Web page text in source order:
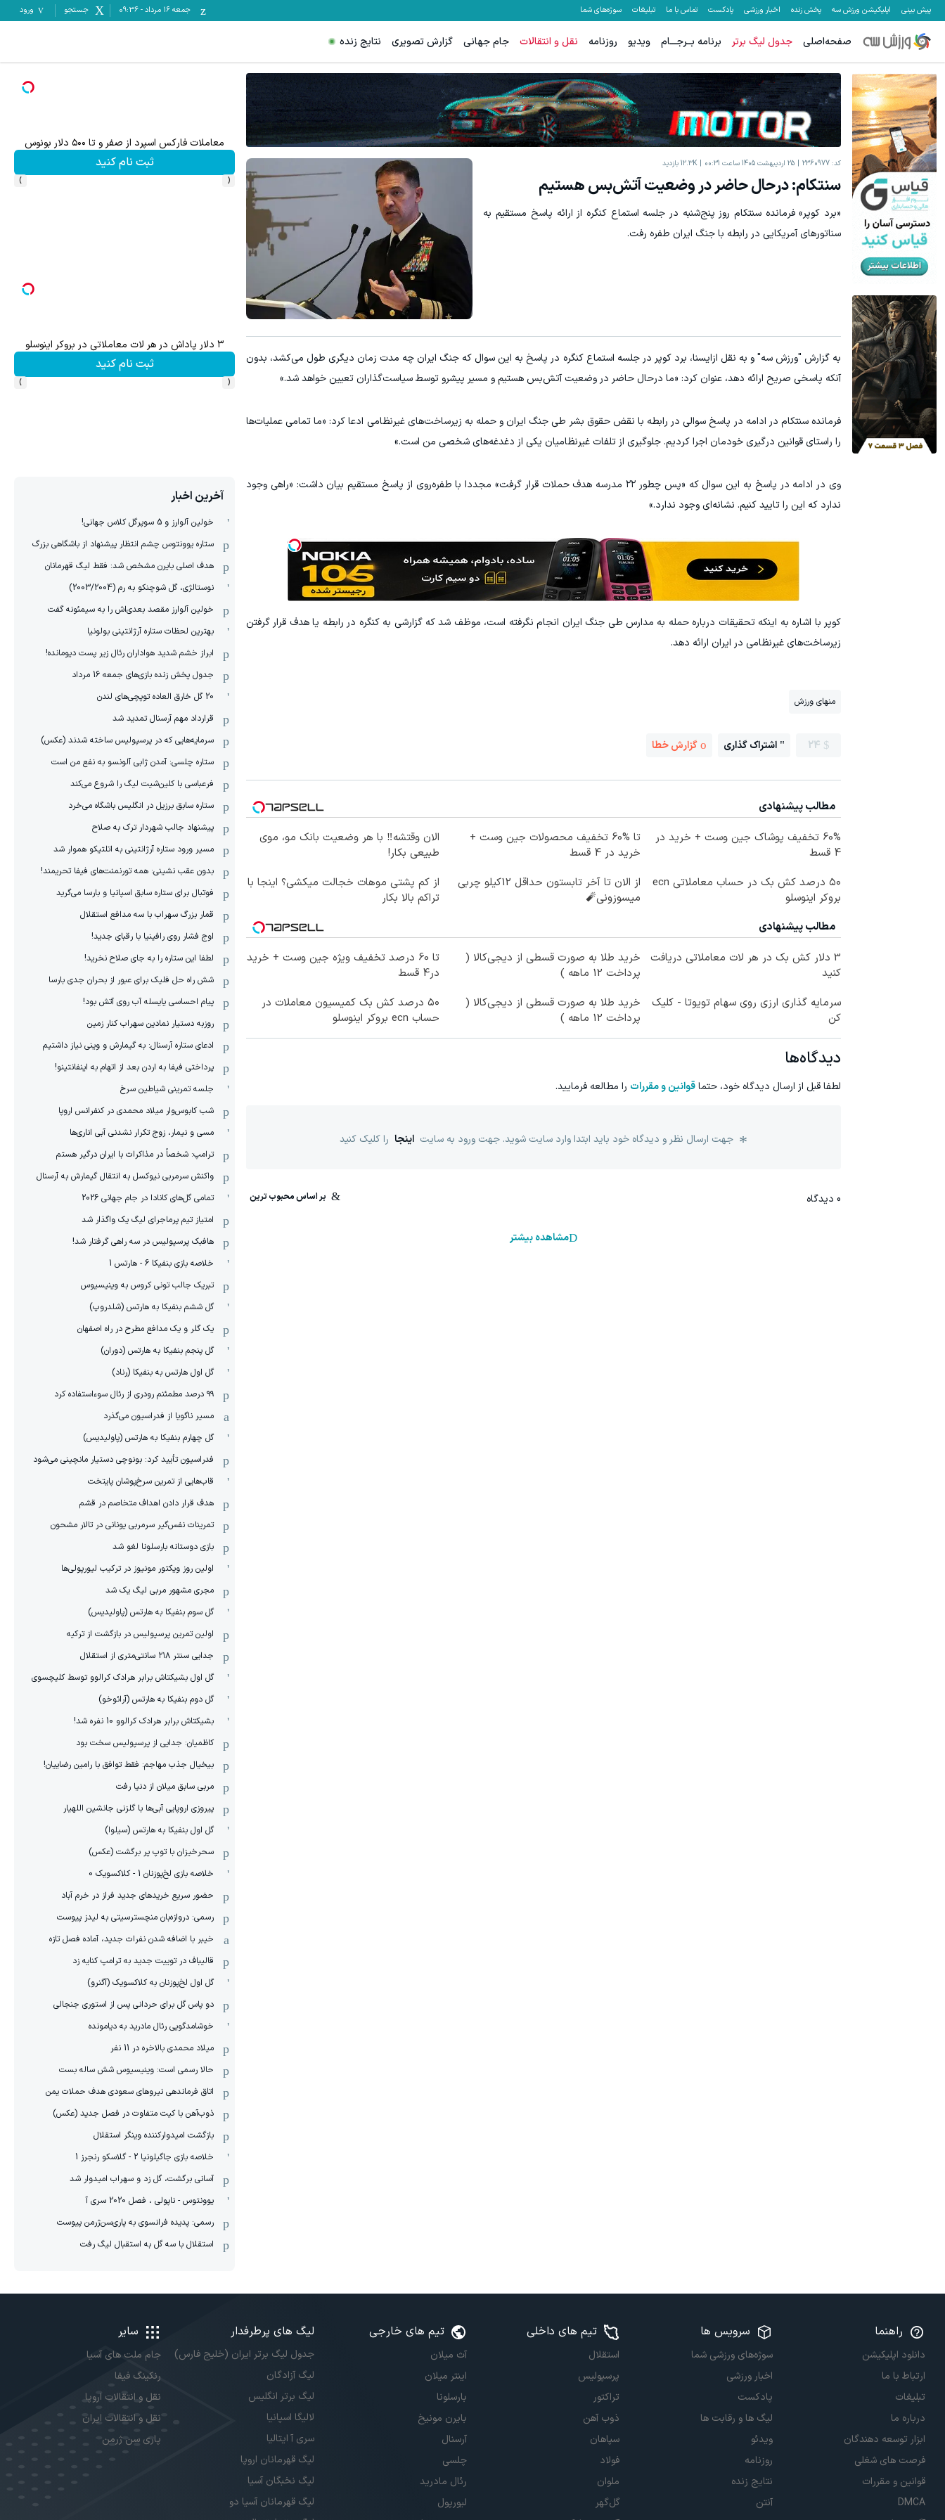
پیش بینی اپلیکیشن ورزش سه پخش زنده اخبار ورزشی پادکست تماس با ما تبلیغات سوژه‌های شما جمعه ۱۶ مرداد -
09:36 جستجو ورود
صفحه‌اصلی جدول لیگ برتر برنامه بــرجـــام ویدیو روزنامه نقل و انتقالات جام جهانی گزارش تصویری نتایج زنده
کد: 2360977 25 اردیبهشت 1405 ساعت 00:31 12.3K بازدید
سنتکام: درحال حاضر در وضعیت آتش‌بس هستیم
«برد کوپر» فرمانده سنتکام روز پنج‌شنبه در جلسه استماع کنگره از ارائه پاسخ مستقیم به
سناتورهای آمریکایی در رابطه با جنگ ایران طفره رفت.
به گزارش "ورزش سه" و به نقل ازایسنا، برد کوپر در جلسه استماع کنگره در پاسخ به این سوال که جنگ ایران چه مدت زمان دیگری طول می‌کشد، بدون
آنکه پاسخی صریح ارائه دهد، عنوان کرد: «ما درحال حاضر در وضعیت آتش‌بس هستیم و مسیر پیشرو توسط سیاست‌گذاران تعیین خواهد شد.»
فرمانده سنتکام در ادامه در پاسخ سوالی در رابطه با نقض حقوق بشر طی جنگ ایران و حمله به زیرساخت‌های غیرنظامی ادعا کرد: «ما تمامی عملیات‌ها
را راستای قوانین درگیری‌ خودمان اجرا کردیم. جلوگیری از تلفات غیرنظامیان یکی از دغدغه‌های شخصی من است.»
وی در ادامه در پاسخ به این سوال که «پس چطور ۲۲ مدرسه هدف حملات قرار گرفت» مجددا با طفره‌روی از پاسخ مستقیم بیان داشت: «راهی وجود
ندارد که این را تایید کنیم. نشانه‌ای وجود ندارد.»
کوپر با اشاره به اینکه تحقیقات درباره حمله به مدارس طی جنگ ایران انجام نگرفته است، موظف شد که گزارشی به کنگره در رابطه یا هدف قرار گرفتن
زیرساخت‌های غیرنظامی در ایران ارائه دهد.
منهای ورزش
24 اشتراک گذاری گزارش خطا
مطالب پیشنهادی
60% تخفیف پوشاک جین وست + خرید در
4 قسط
تا %60 تخفیف محصولات جین وست +
خرید در 4 قسط
الان وقتشه‼️ با هر وضعیت بانک مو، موی
طبیعی بکار!
۵۰ درصد کش بک در حساب معاملاتی ecn
بروکر اینوسلو
از الان تا آخر تابستون حداقل 12کیلو چربی
میسوزونی🧨
از کم پشتی موهات خجالت میکشی؟ اینجا با
تراکم بالا بکار
مطالب پیشنهادی
3 دلار کش بک در هر لات معاملاتی دریافت
کنید
خرید طلا به صورت قسطی از دیجی‌کالا (
پرداخت 12 ماهه )
تا 60 درصد تخفیف ویژه جین وست + خرید
در4 قسط
سرمایه گذاری ارزی روی سهام تویوتا - کلیک
کن
خرید طلا به صورت قسطی از دیجی‌کالا (
پرداخت 12 ماهه )
۵۰ درصد کش بک کمیسیون معاملات در
حساب ecn بروکر اینوسلو
دیدگاه‌ها
لطفا قبل از ارسال دیدگاه خود، حتماقوانین و مقررات را مطالعه فرمایید.
جهت ارسال نظر و دیدگاه خود باید ابتدا وارد سایت شوید. جهت ورود به سایت اینجا را کلیک کنید
0 دیدگاه
مشاهده بیشتر
معاملات فارکس اسپرد از صفر و تا ۵۰۰ دلار بونوس
ثبت نام کنید
‹
›
ثبت نام کنید
‹
›
آخرین اخبار
خولین آلوارز و 5 سوپرگل کلاس جهانی!
ستاره یوونتوس چشم انتظار پیشنهاد از باشگاهی بزرگ
هدف اصلی بایرن مشخص شد: فقط لیگ قهرمانان
نوستالژی، گل شوچنکو به رم (2003/2004)
خولین آلوارز مقصد بعدی‌اش را به سیمئونه گفت
بهترین لحظات ستاره آرژانتینی بولونیا
ابراز خشم شدید هواداران رئال زیر پست دیومانده!
جدول پخش زنده بازی‌های جمعه 16 مرداد
20 گل خارق العاده توپچی‌های لندن
قرارداد مهم آرسنال تمدید شد
سرمایه‌هایی که در پرسپولیس ساخته شدند (عکس)
ستاره چلسی: آمدن ژابی آلونسو به نفع من است
فرعباسی با کلین‌شیت لیگ را شروع می‌کند
ستاره سابق برزیل در انگلیس باشگاه می‌خرد
پیشنهاد جالب شهردار ترک به صلاح
مسیر ورود ستاره آرژانتینی به اتلتیکو هموار شد
بدون عقب نشینی: همه تورنمنت‌های فیفا تحریمند!
فوتبال برای ستاره سابق اسپانیا و بارسا می‌گرید
قمار بزرگ سهراب با سه مدافع استقلال
اوج فشار روی رافینیا با رقبای جدید!
لطفا این ستاره را به جای صلاح نخرید!
شش راه حل فلیک برای عبور از بحران جدی بارسا
پیام احساسی یایسله آب روی آتش بود!
روزبه دستیار نمادین سهراب کنار زمین
ادعای ستاره آرسنال: به گیمارش و وینی نیاز داشتیم
پرداختی فیفا به اردن بعد از اتهام به اینفانتینو!
جلسه تمرینی شیاطین سرخ
شب کابوس‌وار میلاد محمدی در کنفرانس اروپا
مسی و نیمار، زوج تکرار نشدنی آبی اناری‌ها
ترامپ: شخصاً در مذاکرات با ایران درگیر هستم
واکنش سرمربی نیوکسل به انتقال گیمارش به آرسنال
تمامی گل‌های کانادا در جام جهانی 2026
امتیاز تیم پرماجرای لیگ یک واگذار شد
هافبک پرسپولیس در سه راهی گرفتار شد!
خلاصه بازی بنفیکا 6 - هارتس 1
تبریک جالب تونی کروس به وینیسیوس
گل ششم بنفیکا به هارتس (شلدروپ)
یک گلر و یک مدافع مطرح در راه اصفهان
گل پنجم بنفیکا به هارتس (دوران)
گل اول هارتس به بنفیکا (رناد)
۹۹ درصد مطمئنم رودری از رئال سوءاستفاده کرد
مسیر ناگویا از فدراسیون می‌گذرد
گل چهارم بنفیکا به هارتس (پاولیدیس)
فدراسیون تأیید کرد: بونوچی دستیار مانچینی می‌شود
قاب‌هایی از تمرین سرخ‌پوشان پایتخت
هدف قرار دادن اهداف متخاصم در قشم
‏تمرینات نفس‌گیر سرمربی یونانی در تالار مشحون
بازی دوستانه بارسلونا لغو شد
اولین روز ویکتور مونیوز در ترکیب لیورپولی‌ها
مجری مشهور مربی لیگ یک شد
گل سوم بنفیکا به هارتس (پاولیدیس)
اولین تمرین پرسپولیس در بازگشت از ترکیه
جدایی سنتر ۲۱۸ سانتی‌متری از استقلال
گل اول بشیکتاش برابر هرادک کرالوو توسط کلیچسوی
گل دوم بنفیکا به هارتس (آرائوخو)
بشیکتاش برابر هرادک کرالوو 10 نفره شد!
کاظمیان: جدایی از پرسپولیس سخت بود
بیخیال جذب مهاجم: فقط توافق با رامین رضاییان!
مربی سابق میلان از دنیا رفت
پیروزی اروپایی آبی‌ها با گلزنی جانشین اللهیار
گل اول بنفیکا به هارتس (سیلوا)
سحرخیزان با توپ پر برگشت (عکس)
خلاصه بازی لخ‌پوزنان 1 - کلاکسویک 0
حضور سریع خریدهای جدید فراز در خرم آباد
رسمی: دروازه‌بان منچسترسیتی به لیدز پیوست
خیبر با اضافه شدن نفرات جدید، آماده فصل تازه
قالیباف در توییت جدید به ترامپ کنایه زد
گل اول لخ‌پوزنان به کلاکسویک (آگنرو)
دو پاس گل برای حردانی پس از استوری جنجالی
خوشامدگویی رئال مادرید به دیامونده
میلاد محمدی بالاخره در 11 نفر
حالا رسمی است: وینیسیوس شش ساله بست
اتاق فرماندهی نیروهای سعودی هدف حملات یمن
ذوب‌آهن با کیت متفاوت در فصل جدید (عکس)
بازگشت امیدوارکننده وینگر استقلال
خلاصه بازی جاگیلونیا 2 - گلاسکو رنجرز 1
آسانی برگشت، گل زد و سهراب امیدوار شد
یوونتوس - ناپولی ، فصل 2020 سری آ
رسمی: پدیده فرانسوی به پاری‌سن‌ژرمن پیوست
استقلال با سه گل به استقبال لیگ رفت
راهنما
دانلود اپلیکیشن
ارتباط با ما
تبلیغات
درباره ما
ابزار توسعه دهندگان
فرصت های شغلی
قوانین و مقررات
DMCA
سرویس ها
سوژه‌های ورزشی شما
اخبار ورزشی
پادکست
لیگ ها و رقابت ها
ویدئو
روزنامه
نتایج زنده
آنتن
تیم های داخلی
استقلال
پرسپولیس
تراکتور
ذوب آهن
سپاهان
فولاد
ملوان
گل‌گهر
تیم های خارجی
آث میلان
اینتر میلان
بارسلونا
بایرن مونیخ
آرسنال
چلسی
رئال مادرید
لیورپول
لیگ های پرطرفدار
جدول لیگ برتر ایران (خلیج فارس)
لیگ آزادگان
لیگ برتر انگلیس
لالیگا اسپانیا
سری آ ایتالیا
لیگ قهرمانان اروپا
لیگ نخبگان آسیا
لیگ قهرمانان آسیا دو
سایر
جام ملت های آسیا
رنکینگ فیفا
نقل و انتقالات اروپا
نقل و انتقالات ایران
پاری سن ژرمن